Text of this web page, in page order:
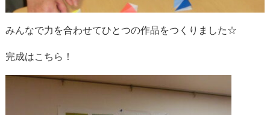
みんなで力を合わせてひとつの作品をつくりました☆
完成はこちら！